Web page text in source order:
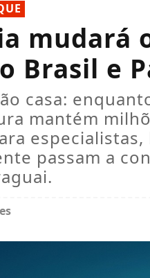
mudará
Brasil e
casa:
mantém
passam a